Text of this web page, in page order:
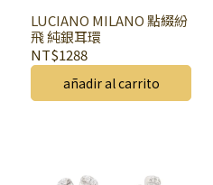
LUCIANO MILANO 點綴紛
飛 純銀耳環
NT$1288
añadir al carrito